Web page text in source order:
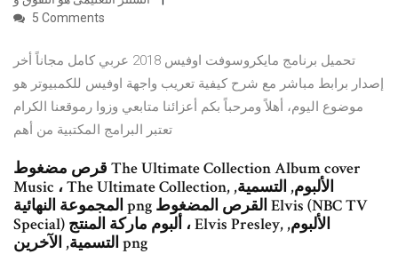
5 Comments
تحميل برنامج مايكروسوفت اوفيس 2018 عربي كامل مجاناً أخر
إصدار برابط مباشر مع شرح كيفية تعريب واجهة اوفيس للكمبيوتر هو
موضوع اليوم، أهلاً ومرحباً بكم أعزائنا متابعي وزوا رموقعنا الكرام
تعتبر البرامج المكتبية من أهم
قرص مضغوط The Ultimate Collection Album cover
Music ، The Ultimate Collection, الألبوم, التسمية,
المجموعة النهائية png القرص المضغوط Elvis (NBC TV
Special) ألبوم ماركة المنتج ، Elvis Presley, الألبوم,
التسمية, الآخرين png